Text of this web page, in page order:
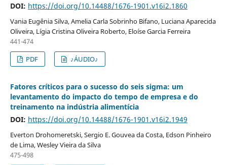
DOI: https://doi.org/10.14488/1676-1901.v16i2.1860
Vania Eugênia Silva, Amelia Carla Sobrinho Bifano, Luciana Aparecida
Oliveira, Lígia Cristina Oliveira Roberto, Eloíse Garcia Ferreira
441-474
PDF
♪ÁUDIO♪
Fatores críticos para o sucesso do seis sigma: um
levantamento do impacto do tempo de empresa e do
treinamento na indústria alimentícia
DOI: https://doi.org/10.14488/1676-1901.v16i2.1949
Everton Drohomeretski, Sergio E. Gouvea da Costa, Edson Pinheiro
de Lima, Wesley Vieira da Silva
475-498